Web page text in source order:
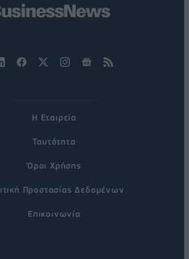
Η Εταιρεία
Ταυτότητα
Όροι Χρήσης
Προστασίας Δεδομένων
Επικοινωνία